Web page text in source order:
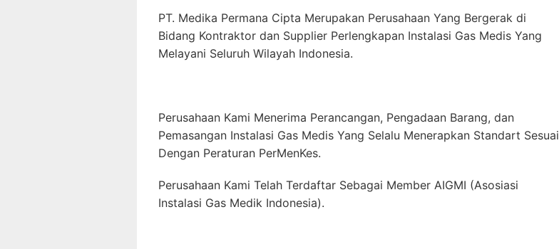
PT. Medika Permana Cipta Merupakan Perusahaan Yang Bergerak di
Bidang Kontraktor dan Supplier Perlengkapan Instalasi Gas Medis Yang
Melayani Seluruh Wilayah Indonesia.
Perusahaan Kami Menerima Perancangan, Pengadaan Barang, dan
Pemasangan Instalasi Gas Medis Yang Selalu Menerapkan Standart Sesuai
Dengan Peraturan PerMenKes.
Perusahaan Kami Telah Terdaftar Sebagai Member AIGMI (Asosiasi
Instalasi Gas Medik Indonesia).